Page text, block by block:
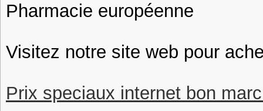
Pharmacie européenne
Visitez notre site web pour
Prix speciaux internet bon